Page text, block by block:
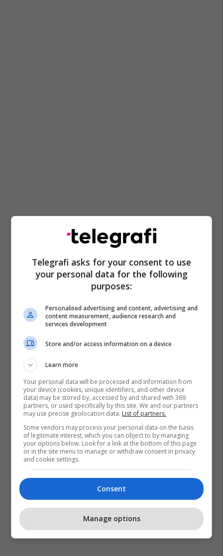
Ariu Tibet Hotel
Telegrafi asks for your consent to use
your personal data for the following
purposes:
Personalised advertising and content, advertising and
content measurement, audience research and
services development
Store and/or access information on a device
Learn more
Your personal data will be processed and information from
your device (cookies, unique identifiers, and other device
data) may be stored by, accessed by and shared with 369
partners, or used specifically by this site. We and our partners
may use precise geolocation data. List of partners.
Some vendors may process your personal data on the basis
of legitimate interest, which you can object to by managing
your options below. Look for a link at the bottom of this page
or in the site menu to manage or withdraw consent in privacy
and cookie settings.
Consent
Manage options